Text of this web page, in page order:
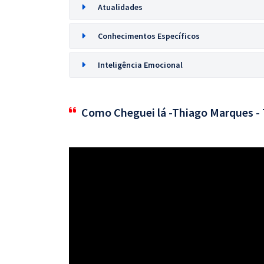
Atualidades
Conhecimentos Específicos
Inteligência Emocional
Como Cheguei lá -Thiago Marques -